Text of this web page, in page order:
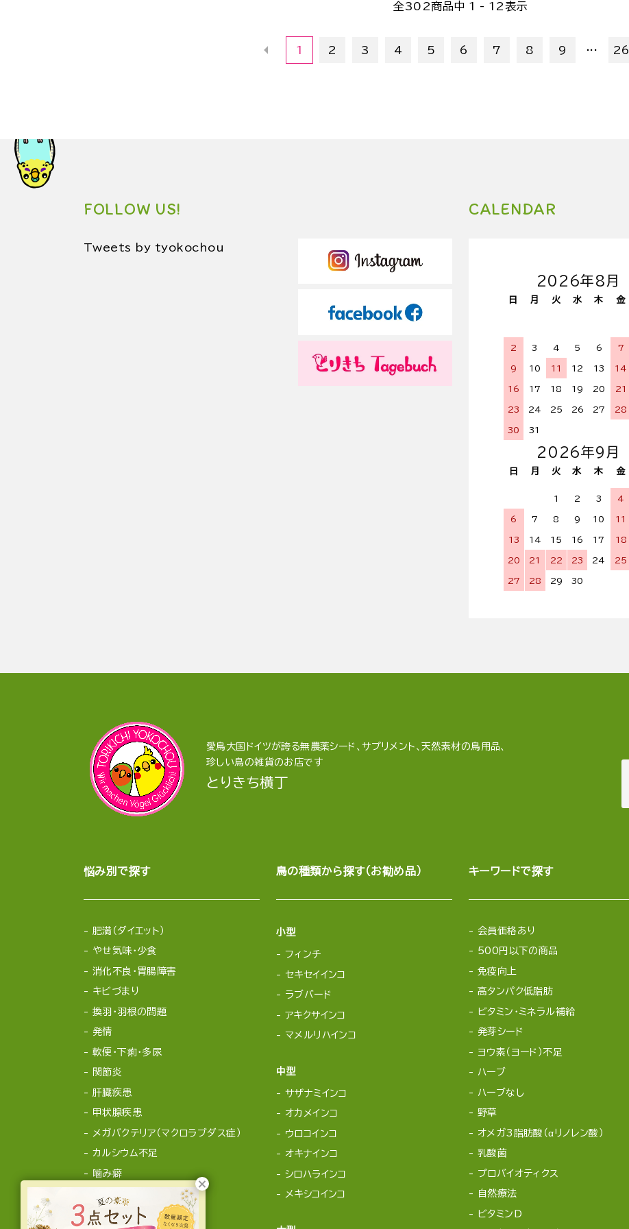
全302商品中 1 - 12表示
1 2 3 4 5 6 7 8 9 ... 26
FOLLOW US!
Tweets by tyokochou
CALENDAR
2026年8月
日 月 火 水 木 金
2 3 4 5 6 7
9 10 11 12 13 14
16 17 18 19 20 21
23 24 25 26 27 28
30 31
2026年9月
日 月 火 水 木 金
1 2 3 4
6 7 8 9 10 11
13 14 15 16 17 18
20 21 22 23 24 25
27 28 29 30
愛鳥大国ドイツが誇る無農薬シード、サプリメント、天然素材の鳥用品、
珍しい鳥の雑貨のお店です
とりきち横丁
悩み別で探す
肥満（ダイエット）
やせ気味・少食
消化不良・胃腸障害
キビづまり
換羽・羽根の問題
発情
軟便・下痢・多尿
関節炎
肝臓疾患
甲状腺疾患
メガバクテリア（マクロラブダス症）
カルシウム不足
噛み癖
鳥の種類から探す（お勧め品）
小型
フィンチ
セキセイインコ
ラブバード
アキクサインコ
マメルリハインコ
中型
サザナミインコ
オカメインコ
ウロコインコ
オキナインコ
シロハラインコ
メキシコインコ
キーワードで探す
会員価格あり
500円以下の商品
免疫向上
高タンパク低脂肪
ビタミン・ミネラル補給
発芽シード
ヨウ素（ヨード）不足
ハーブ
ハーブなし
野草
オメガ3脂肪酸（αリノレン酸）
乳酸菌
プロバイオティクス
自然療法
ビタミンD